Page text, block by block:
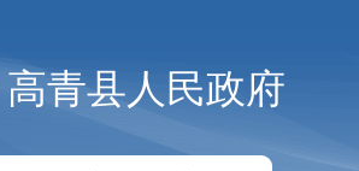
高青县人民政府